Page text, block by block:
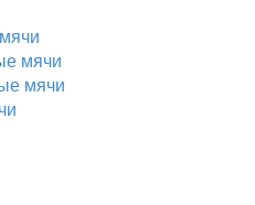
мячи
мячи